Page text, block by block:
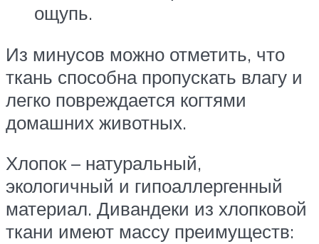
ощупь.
Из минусов можно отметить, что
ткань способна пропускать влагу и
легко повреждается когтями
домашних животных.
Хлопок – натуральный,
экологичный и гипоаллергенный
материал. Дивандеки из хлопковой
ткани имеют массу преимуществ: